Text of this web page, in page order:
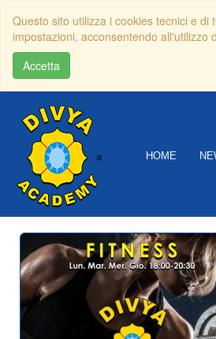
Questo sito utilizza i cookies tecnici e
impostazioni, acconsentendo all'utilizzo
Accetta
HOME